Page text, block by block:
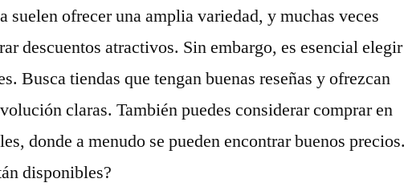
suelen ofrecer una amplia variedad, y muchas veces
descuentos atractivos. Sin embargo, es esencial elegir
Busca tiendas que tengan buenas reseñas y ofrezcan
claras. También puedes considerar comprar en
donde a menudo se pueden encontrar buenos precios.
disponibles?